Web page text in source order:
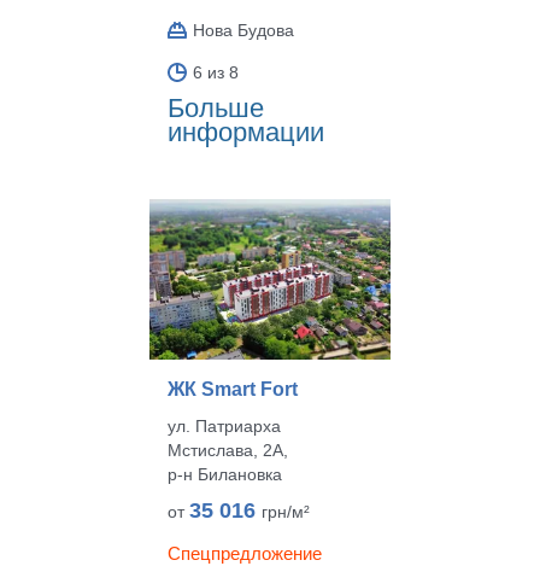
Нова Будова
6 из 8
Больше
информации
ЖК Smart Fort
ул. Патриарха
Мстислава, 2А,
р‑н Билановка
от35 016 грн/м²
Спецпредложение